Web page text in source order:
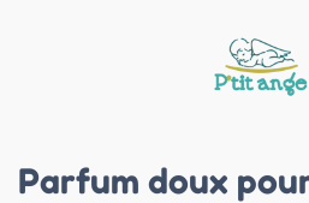
Parfum doux